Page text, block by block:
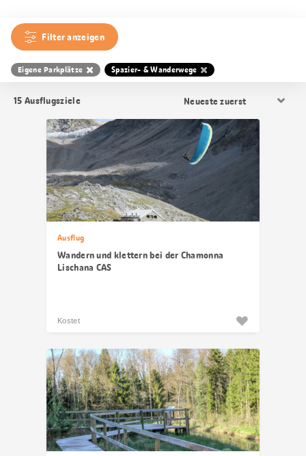
Filter anzeigen
Eigene Parkplätze Spazier- & Wanderwege
15 Ausflugsziele
Sortierung
Ausflug
Wandern und klettern bei der Chamonna
Lischana CAS
Kostet